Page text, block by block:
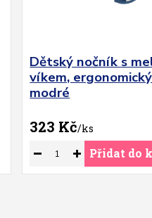
Dětský nočník s
víkem,
modré
323 Kč/ks
Přidat do